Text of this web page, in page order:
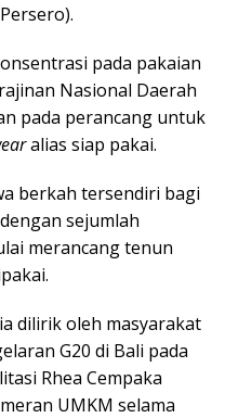
pada pakaian
Nasional Daerah
pada perancang untuk
alias siap pakai.
berkah tersendiri bagi
sejumlah
merancang tenun
dilirik oleh masyarakat
G20 di Bali pada
Rhea Cempaka
UMKM selama